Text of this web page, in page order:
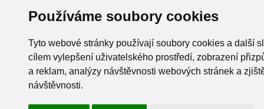
Používáme soubory cookies
Tyto webové stránky používají soubory cookies a další
cílem vylepšení uživatelského prostředí, zobrazení
a reklam, analýzy návštěvnosti webových stránek a
návštěvnosti.